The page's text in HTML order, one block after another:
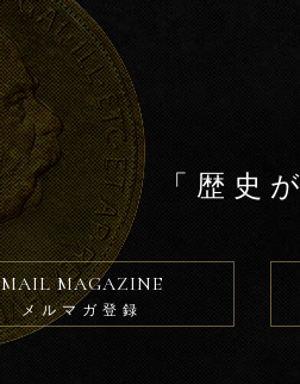
「歴史
MAIL MAGAZINE
メルマガ登録